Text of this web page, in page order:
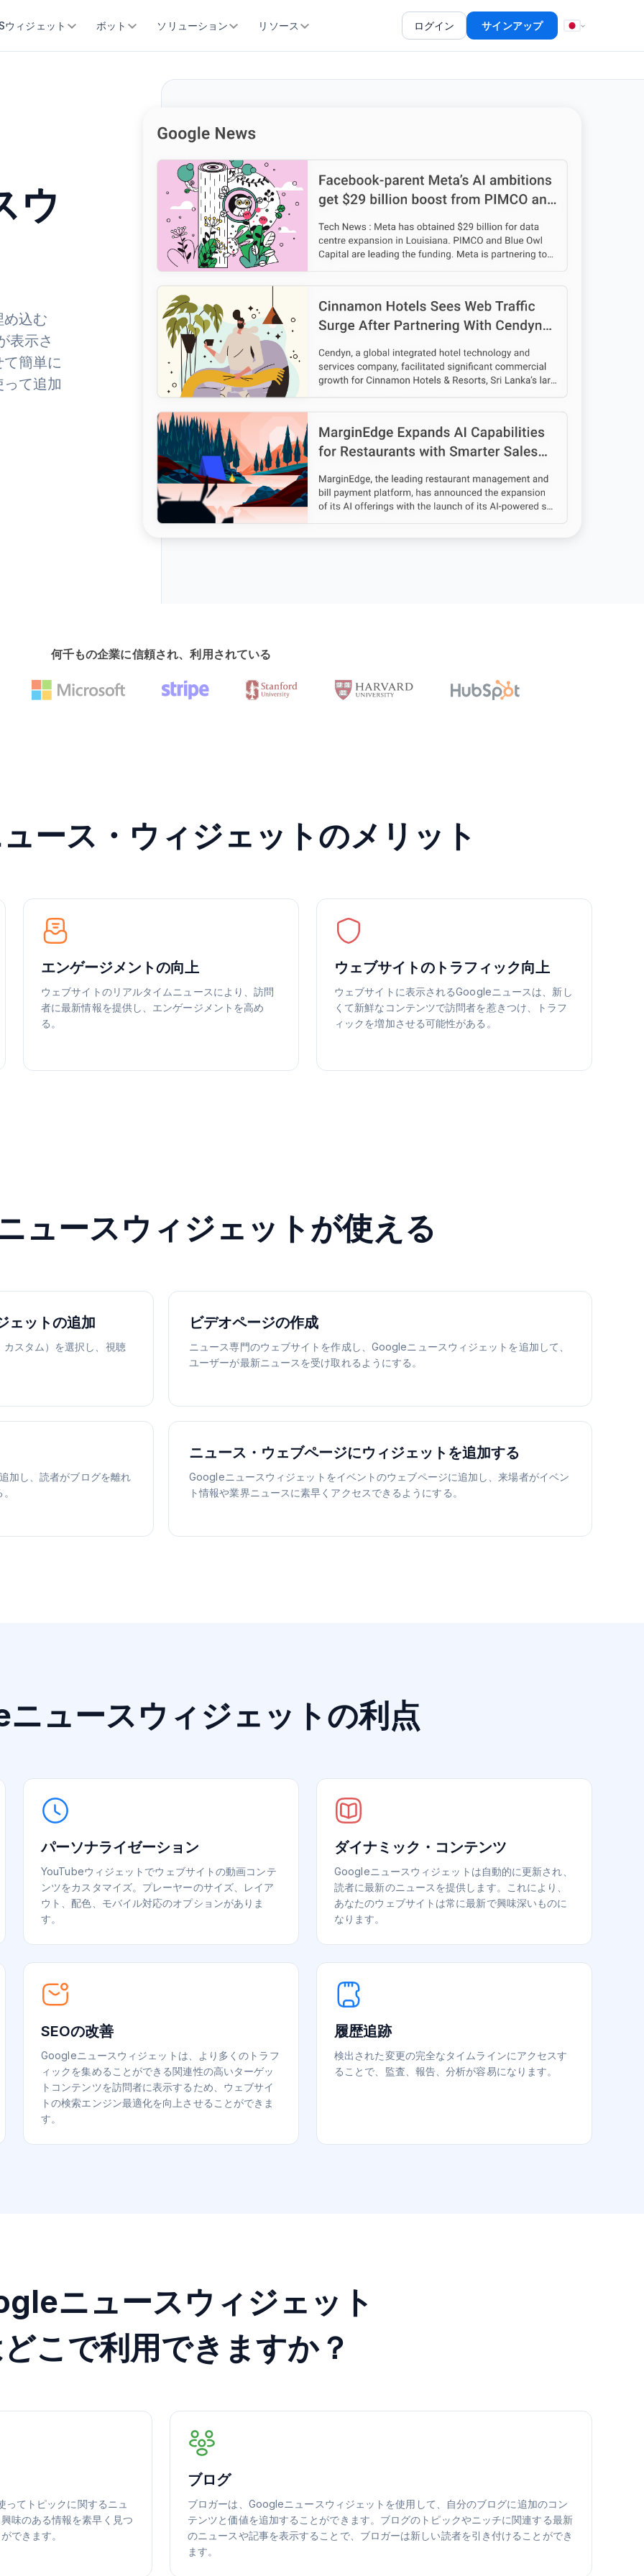
ウィジェット ボット ソリューション リソース ログイン サインアップ
ウ
込む
表示さ
簡単に
て追加
何千もの企業に信頼され、利用されている
ース・ウィジェットのメリット
エンゲージメントの向上
ウェブサイトのリアルタイムニュースにより、訪問
者に最新情報を提供し、エンゲージメントを高め
る。
ウェブサイトのトラフィック向上
ウェブサイトに表示されるGoogleニュースは、新し
くて新鮮なコンテンツで訪問者を惹きつけ、トラフ
ィックを増加させる可能性がある。
ュースウィジェットが使える
ェットの追加
スタム）を選択し、視聴
ビデオページの作成
ニュース専門のウェブサイトを作成し、Googleニュースウィジェットを追加して、
ユーザーが最新ニュースを受け取れるようにする。
加し、読者がブログを離れ
ニュース・ウェブページにウィジェットを追加する
Googleニュースウィジェットをイベントのウェブページに追加し、来場者がイベン
ト情報や業界ニュースに素早くアクセスできるようにする。
ュースウィジェットの利点
パーソナライゼーション
YouTubeウィジェットでウェブサイトの動画コンテ
ンツをカスタマイズ。プレーヤーのサイズ、レイア
ウト、配色、モバイル対応のオプションがありま
す。
ダイナミック・コンテンツ
Googleニュースウィジェットは自動的に更新され、
読者に最新のニュースを提供します。これにより、
あなたのウェブサイトは常に最新で興味深いものに
なります。
SEOの改善
Googleニュースウィジェットは、より多くのトラフ
ィックを集めることができる関連性の高いターゲッ
トコンテンツを訪問者に表示するため、ウェブサイ
トの検索エンジン最適化を向上させることができま
す。
履歴追跡
検出された変更の完全なタイムラインにアクセスす
ることで、監査、報告、分析が容易になります。
ニュースウィジェット
こで利用できますか？
てトピックに関するニュ
味のある情報を素早く見つ
できます。
ブログ
ブロガーは、Googleニュースウィジェットを使用して、自分のブログに追加のコン
テンツと価値を追加することができます。ブログのトピックやニッチに関連する最新
のニュースや記事を表示することで、ブロガーは新しい読者を引き付けることができ
ます。